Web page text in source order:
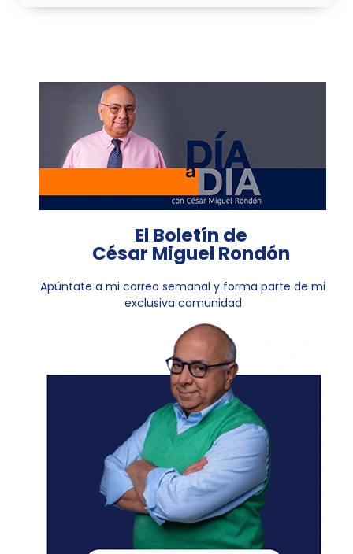
El Boletín de
César Miguel Rondón
Apúntate a mi correo semanal y forma parte de mi
exclusiva comunidad